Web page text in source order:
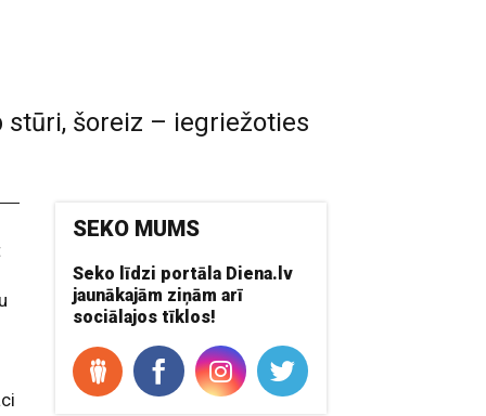
šoreiz – iegriežoties
SEKO MUMS
Seko līdzi portāla Diena.lv
jaunākajām ziņām arī
sociālajos tīklos!